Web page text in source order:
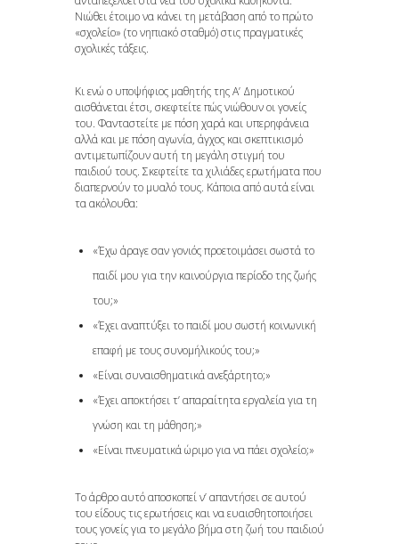
Νιώθει έτοιμο να κάνει τη μετάβαση από το πρώτο
«σχολείο» (το νηπιακό σταθμό) στις πραγματικές
σχολικές τάξεις.
Κι ενώ ο υποψήφιος μαθητής της Α’ Δημοτικού
αισθάνεται έτσι, σκεφτείτε πώς νιώθουν οι γονείς
του. Φανταστείτε με πόση χαρά και υπερηφάνεια
αλλά και με πόση αγωνία, άγχος και σκεπτικισμό
αντιμετωπίζουν αυτή τη μεγάλη στιγμή του
παιδιού τους. Σκεφτείτε τα χιλιάδες ερωτήματα που
διαπερνούν το μυαλό τους. Κάποια από αυτά είναι
τα ακόλουθα:
«Έχω άραγε σαν γονιός προετοιμάσει σωστά το
παιδί μου για την καινούργια περίοδο της ζωής
του;»
«Έχει αναπτύξει το παιδί μου σωστή κοινωνική
επαφή με τους συνομήλικούς του;»
«Είναι συναισθηματικά ανεξάρτητο;»
«Έχει αποκτήσει τ’ απαραίτητα εργαλεία για τη
γνώση και τη μάθηση;»
«Είναι πνευματικά ώριμο για να πάει σχολείο;»
Το άρθρο αυτό αποσκοπεί ν’ απαντήσει σε αυτού
του είδους τις ερωτήσεις και να ευαισθητοποιήσει
τους γονείς για το μεγάλο βήμα στη ζωή του παιδιού